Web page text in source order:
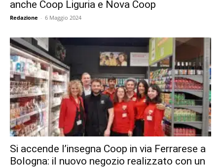
anche Coop Liguria e Nova Coop
Redazione - 6 Maggio 2024
Si accende l’insegna Coop in via Ferrarese a
Bologna: il nuovo negozio realizzato con un